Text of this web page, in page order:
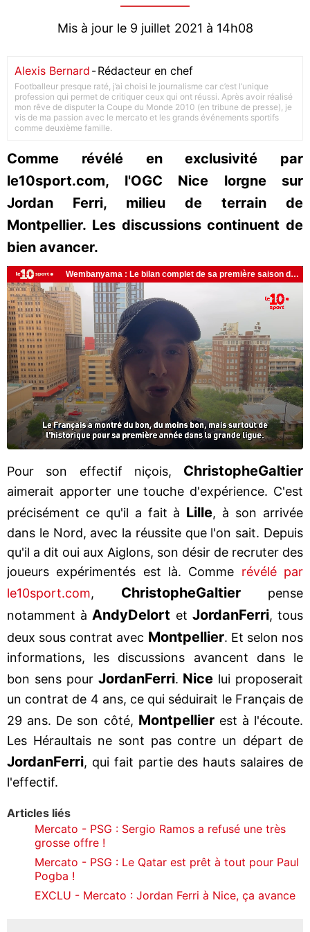
Mis à jour le 9 juillet 2021 à 14h08
Alexis Bernard -Rédacteur en chef
Footballeur presque raté, j’ai choisi le journalisme car c’est l’unique
profession qui permet de critiquer ceux qui ont réussi. Après avoir réalisé
mon rêve de disputer la Coupe du Monde 2010 (en tribune de presse), je
vis de ma passion avec le mercato et les grands événements sportifs
comme deuxième famille.
Comme révélé en exclusivité par
le10sport.com, l'OGC Nice lorgne sur
Jordan Ferri, milieu de terrain de
Montpellier. Les discussions continuent de
bien avancer.
Pour son effectif niçois, ChristopheGaltier
aimerait apporter une touche d'expérience. C'est
précisément ce qu'il a fait à Lille, à son arrivée
dans le Nord, avec la réussite que l'on sait. Depuis
qu'il a dit oui aux Aiglons, son désir de recruter des
joueurs expérimentés est là. Comme révélé par
le10sport.com, ChristopheGaltier pense
notamment à AndyDelort et JordanFerri, tous
deux sous contrat avec Montpellier. Et selon nos
informations, les discussions avancent dans le
bon sens pour JordanFerri. Nice lui proposerait
un contrat de 4 ans, ce qui séduirait le Français de
29 ans. De son côté, Montpellierest à l'écoute.
Les Héraultais ne sont pas contre un départ de
JordanFerri, qui fait partie des hauts salaires de
l'effectif.
Articles liés
Mercato - PSG : Sergio Ramos a refusé une très
grosse offre !
Mercato - PSG : Le Qatar est prêt à tout pour Paul
Pogba !
EXCLU - Mercato : Jordan Ferri à Nice, ça avance